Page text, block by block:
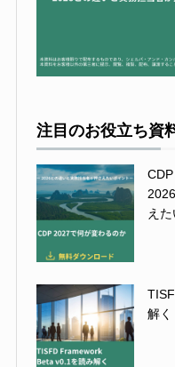
注目のお役立ち資
え
解く